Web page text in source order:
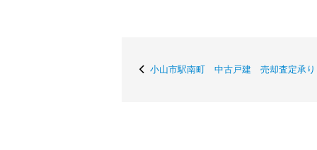
小山市駅南町 中古戸建 売却査定承り